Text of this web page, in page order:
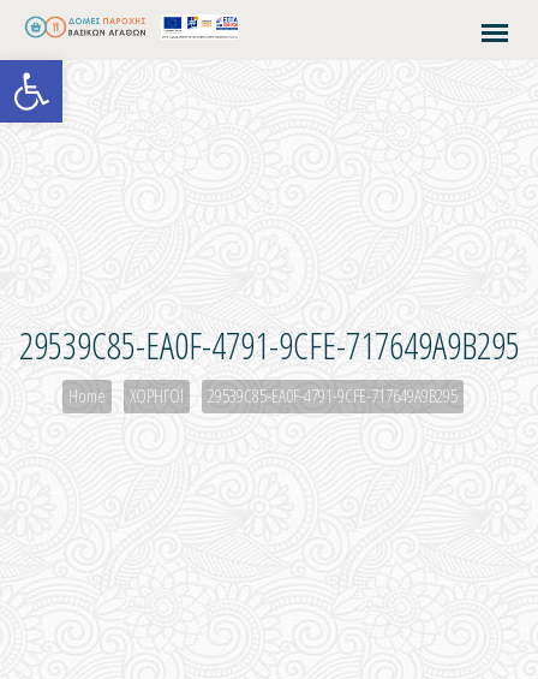
Open toolbar
29539C85-EA0F-4791-9CFE-717649A9B295
Home ΧΟΡΗΓΟΙ 29539C85-EA0F-4791-9CFE-717649A9B295